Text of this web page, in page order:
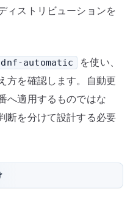
ィストリビューションを
dnf-automatic
を使い、
方を確認します。自動更
へ適用するものではな
断を分けて設計する必要